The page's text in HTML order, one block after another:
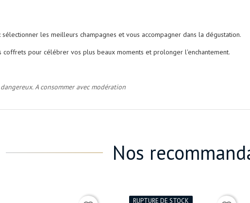
les meilleurs champagnes et vous accompagner dans la dégustation.
coffrets pour célébrer vos plus beaux moments et prolonger l'enchantement.
A consommer avec modération
Nos
RUPTURE DE STOCK